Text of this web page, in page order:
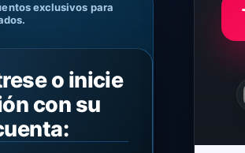
exclusivos para
o inicie
con su